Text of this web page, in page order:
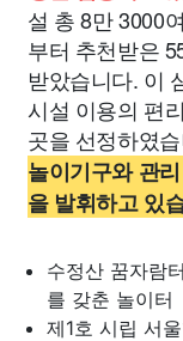
설 총 8만 3000
부터 추천받은
받았습니다. 이
시설 이용의 편
곳을 선정하였
놀이기구와 관
을 발휘하고 있
수정산 꿈자람
를 갖춘 놀이터
제1호 시립 서